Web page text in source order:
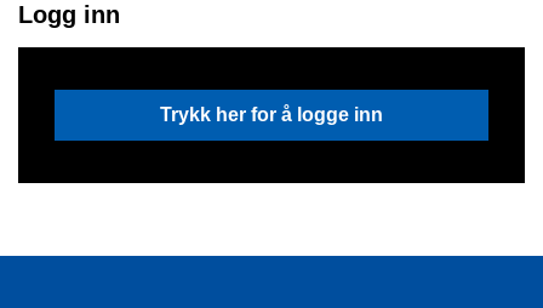
Logg inn
Trykk her for å logge inn